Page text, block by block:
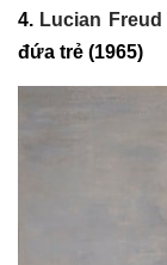
4. Lucian Freud
đứa trẻ (1965)